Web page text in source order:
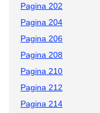
Pagina 202
Pagina 204
Pagina 206
Pagina 208
Pagina 210
Pagina 212
Pagina 214